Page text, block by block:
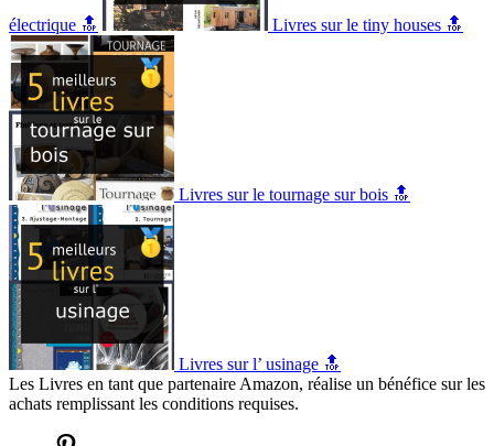
électrique 🔝 Livres sur le tiny houses 🔝
Livres sur le tournage sur bois 🔝
Livres sur l’ usinage 🔝
Les Livres en tant que partenaire Amazon, réalise un bénéfice sur les
achats remplissant les conditions requises.